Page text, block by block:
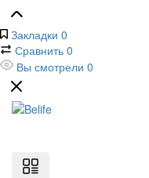
Закладки 0
Сравнить 0
Вы смотрели 0